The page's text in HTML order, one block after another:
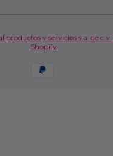
productos y servicios s.a. de c.v.
Shopify